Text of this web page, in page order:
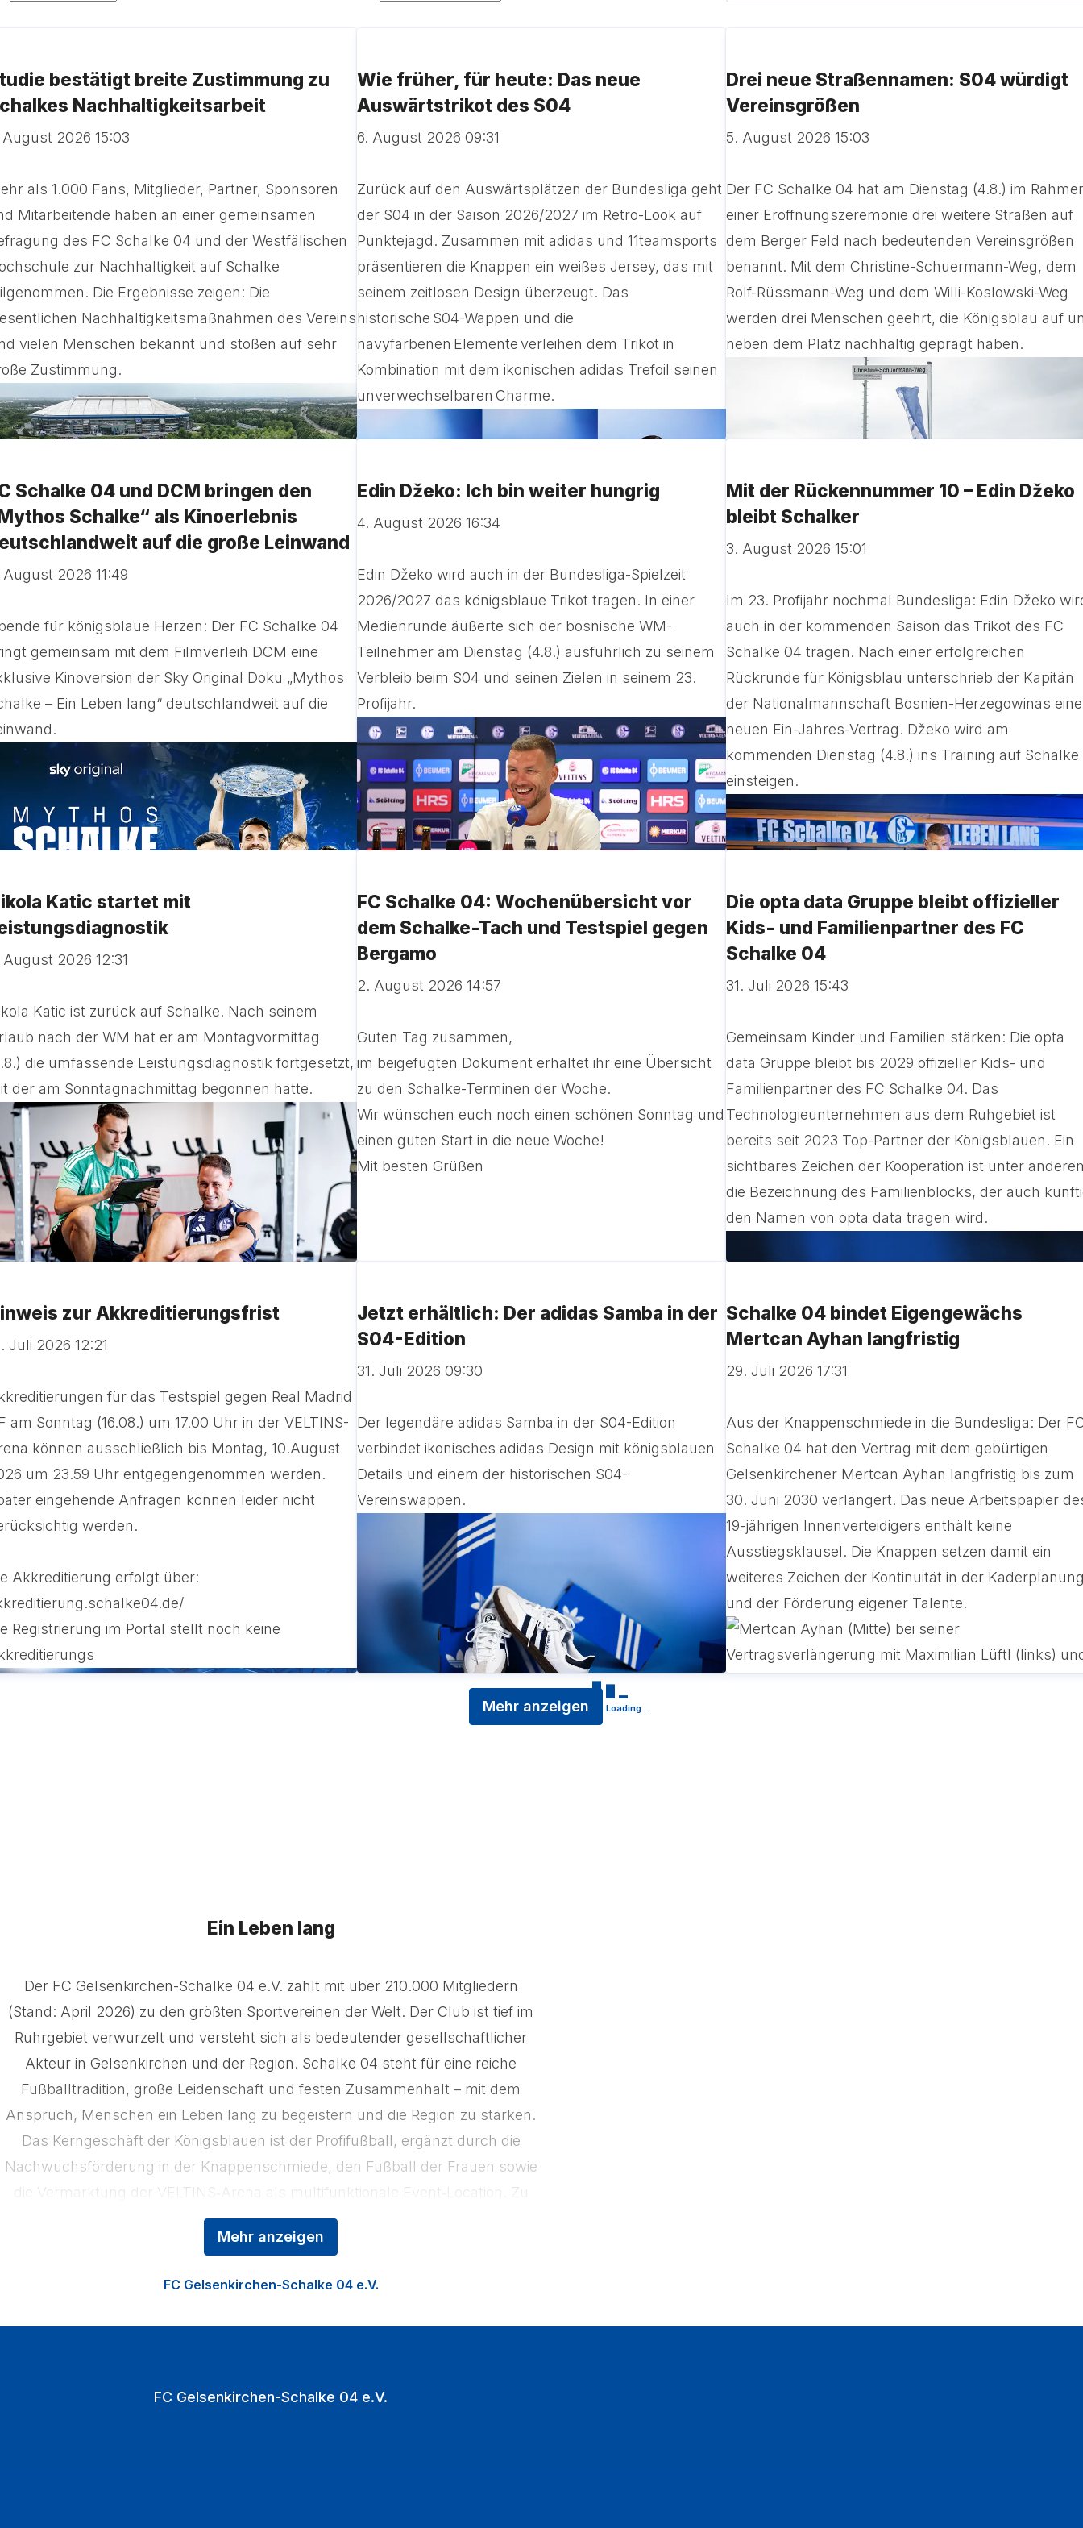
bestätigt breite Zustimmung zu
Nachhaltigkeitsarbeit
August 2026 15:03
als 1.000 Fans, Mitglieder, Partner, Sponsoren
Mitarbeitende haben an einer gemeinsamen
des FC Schalke 04 und der Westfälischen
zur Nachhaltigkeit auf Schalke
Die Ergebnisse zeigen: Die
Nachhaltigkeitsmaßnahmen des Vereins
vielen Menschen bekannt und stoßen auf sehr
Zustimmung.
Wie früher, für heute: Das neue
Auswärtstrikot des S04
6. August 2026 09:31
Zurück auf den Auswärtsplätzen der Bundesliga geht
der S04 in der Saison 2026/2027 im Retro-Look auf
Punktejagd. Zusammen mit adidas und 11teamsports
präsentieren die Knappen ein weißes Jersey, das mit
seinem zeitlosen Design überzeugt. Das
historische S04-Wappen und die
navyfarbenen Elemente verleihen dem Trikot in
Kombination mit dem ikonischen adidas Trefoil seinen
unverwechselbaren Charme.
Drei neue Straßennamen: S04 würdigt
Vereinsgrößen
5. August 2026 15:03
Der FC Schalke 04 hat am Dienstag (4.8.) im
einer Eröffnungszeremonie drei weitere Straßen auf
dem Berger Feld nach bedeutenden Vereinsgrößen
benannt. Mit dem Christine-Schuermann-Weg, dem
Rolf-Rüssmann-Weg und dem Willi-Koslowski-Weg
werden drei Menschen geehrt, die Königsblau auf
neben dem Platz nachhaltig geprägt haben.
Schalke 04 und DCM bringen den
Schalke“ als Kinoerlebnis
auf die große Leinwand
August 2026 11:49
für königsblaue Herzen: Der FC Schalke 04
gemeinsam mit dem Filmverleih DCM eine
Kinoversion der Sky Original Doku „Mythos
– Ein Leben lang“ deutschlandweit auf die
Edin Džeko: Ich bin weiter hungrig
4. August 2026 16:34
Edin Džeko wird auch in der Bundesliga-Spielzeit
2026/2027 das königsblaue Trikot tragen. In einer
Medienrunde äußerte sich der bosnische WM-
Teilnehmer am Dienstag (4.8.) ausführlich zu seinem
Verbleib beim S04 und seinen Zielen in seinem 23.
Profijahr.
Mit der Rückennummer 10 – Edin Džeko
bleibt Schalker
3. August 2026 15:01
Im 23. Profijahr nochmal Bundesliga: Edin Džeko
auch in der kommenden Saison das Trikot des FC
Schalke 04 tragen. Nach einer erfolgreichen
Rückrunde für Königsblau unterschrieb der Kapitän
der Nationalmannschaft Bosnien-Herzegowinas
neuen Ein-Jahres-Vertrag. Džeko wird am
kommenden Dienstag (4.8.) ins Training auf Schalke
einsteigen.
Katic startet mit
August 2026 12:31
Katic ist zurück auf Schalke. Nach seinem
nach der WM hat er am Montagvormittag
die umfassende Leistungsdiagnostik fortgesetzt,
der am Sonntagnachmittag begonnen hatte.
FC Schalke 04: Wochenübersicht vor
dem Schalke-Tach und Testspiel gegen
Bergamo
2. August 2026 14:57
Guten Tag zusammen,
im beigefügten Dokument erhaltet ihr eine Übersicht
zu den Schalke-Terminen der Woche.
Wir wünschen euch noch einen schönen Sonntag und
einen guten Start in die neue Woche!
Mit besten Grüßen
Die opta data Gruppe bleibt offizieller
Kids- und Familienpartner des FC
Schalke 04
31. Juli 2026 15:43
Gemeinsam Kinder und Familien stärken: Die opta
data Gruppe bleibt bis 2029 offizieller Kids- und
Familienpartner des FC Schalke 04. Das
Technologieunternehmen aus dem Ruhgebiet ist
bereits seit 2023 Top-Partner der Königsblauen. Ein
sichtbares Zeichen der Kooperation ist unter
die Bezeichnung des Familienblocks, der auch
den Namen von opta data tragen wird.
zur Akkreditierungsfrist
Juli 2026 12:21
für das Testspiel gegen Real Madrid
am Sonntag (16.08.) um 17.00 Uhr in der VELTINS-
können ausschließlich bis Montag, 10.August
um 23.59 Uhr entgegengenommen werden.
eingehende Anfragen können leider nicht
werden.
Akkreditierung erfolgt über:
Registrierung im Portal stellt noch keine
Jetzt erhältlich: Der adidas Samba in der
S04-Edition
31. Juli 2026 09:30
Der legendäre adidas Samba in der S04-Edition
verbindet ikonisches adidas Design mit königsblauen
Details und einem der historischen S04-
Vereinswappen.
Schalke 04 bindet Eigengewächs
Mertcan Ayhan langfristig
29. Juli 2026 17:31
Aus der Knappenschmiede in die Bundesliga: Der
Schalke 04 hat den Vertrag mit dem gebürtigen
Gelsenkirchener Mertcan Ayhan langfristig bis zum
30. Juni 2030 verlängert. Das neue Arbeitspapier
19-jährigen Innenverteidigers enthält keine
Ausstiegsklausel. Die Knappen setzen damit ein
weiteres Zeichen der Kontinuität in der
und der Förderung eigener Talente.
Mehr anzeigen Loading...
Ein Leben lang
Mehr anzeigen
Der FC Gelsenkirchen-Schalke 04 e.V. zählt mit über 210.000 Mitgliedern
(Stand: April 2026) zu den größten Sportvereinen der Welt. Der Club ist tief im
Ruhrgebiet verwurzelt und versteht sich als bedeutender gesellschaftlicher
Akteur in Gelsenkirchen und der Region. Schalke 04 steht für eine reiche
Fußballtradition, große Leidenschaft und festen Zusammenhalt – mit dem
Anspruch, Menschen ein Leben lang zu begeistern und die Region zu stärken.
Das Kerngeschäft der Königsblauen ist der Profifußball, ergänzt durch die
Nachwuchsförderung in der Knappenschmiede, den Fußball der Frauen sowie
die Vermarktung der VELTINS‑Arena als multifunktionale Event‑Location. Zu
den Heimspielen strömen jährlich über eine Million Fußballfans in die
VELTINS‑Arena.
FC Gelsenkirchen-Schalke 04 e.V.
FC Gelsenkirchen-Schalke 04 e.V.